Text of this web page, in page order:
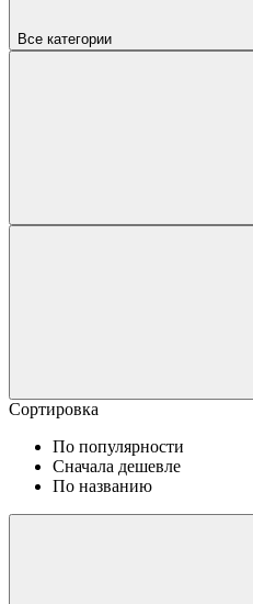
Все категории
Сортировка
По популярности
Сначала дешевле
По названию